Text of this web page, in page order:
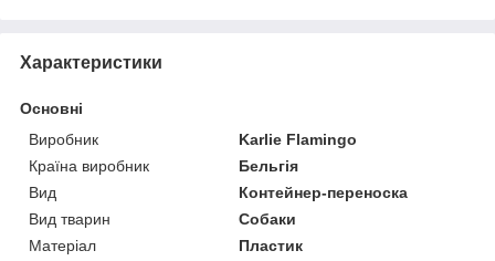
Характеристики
Основні
Виробник
Karlie Flamingo
Країна виробник
Бельгія
Вид
Контейнер-переноска
Вид тварин
Собаки
Матеріал
Пластик